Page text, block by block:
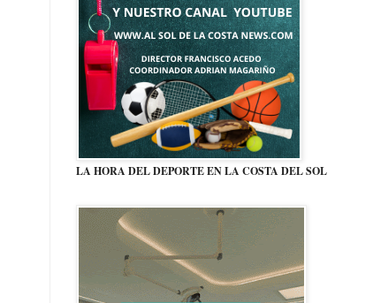
LA HORA DEL DEPORTE EN LA COSTA DEL SOL